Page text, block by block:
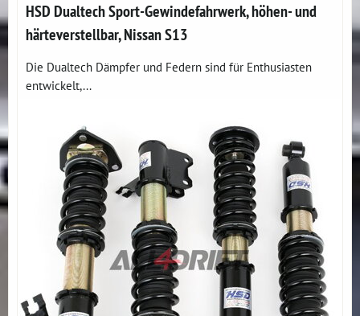
HSD Dualtech Sport-Gewindefahrwerk, höhen- und
härteverstellbar, Nissan S13
Die Dualtech Dämpfer und Federn sind für Enthusiasten
entwickelt,...